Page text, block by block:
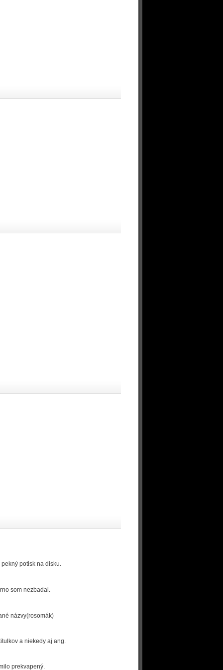
potisk na disku.
som nezbadal.
názvy(rosomák)
a niekedy aj ang.
prekvapený.